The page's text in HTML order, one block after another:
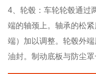
4、轮毂：车轮轮毂通过
端的轴颈上。轴承的松
端）加以调整。轮毂外
油封。制动底板与防尘罩